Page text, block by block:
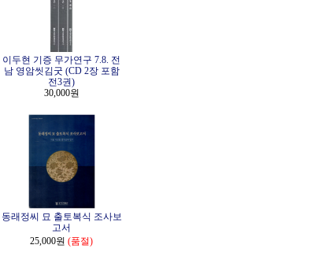
이두현 기증 무가연구 7.8. 전
남 영암씻김굿 (CD 2장 포함
전3권)
30,000원
동래정씨 묘 출토복식 조사보
고서
25,000원 (품절)